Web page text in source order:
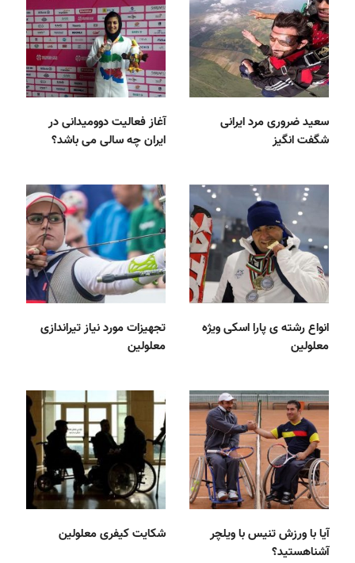
آغاز فعالیت دوومیدانی در
ایران چه سالی می باشد؟
سعید ضروری مرد ایرانی
شگفت انگیز
تجهیزات مورد نیاز تیراندازی
معلولین
انواع رشته ی پارا اسکی ویژه
معلولین
شکایت کیفری معلولین
آیا با ورزش تنیس با ویلچر
آشناهستید؟